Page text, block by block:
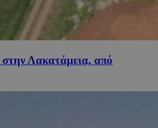
στην Λακατάμεια, από